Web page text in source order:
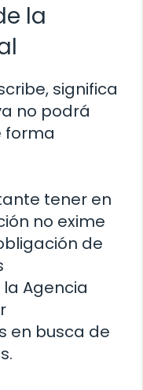
la
significa
no podrá
forma
tener en
no exime
de
Agencia
en busca de